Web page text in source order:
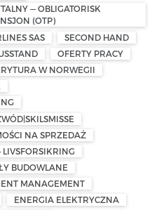
— OBLIGATORISK
(OTP)
SAS
SECOND HAND
OFERTY PRACY
W NORWEGII
NA SPRZEDAŻ
BUDOWLANE
MANAGEMENT
ENERGIA ELEKTRYCZNA